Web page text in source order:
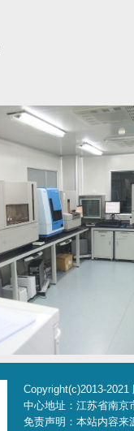
Copyright(c)2013-
中心地址：江苏省南京
免责声明：本站内容来